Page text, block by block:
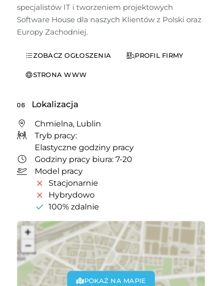
specjalistów IT i tworzeniem projektowych
Software House dla naszych Klientów z Polski oraz
Europy Zachodniej.
ZOBACZ OGŁOSZENIA PROFIL FIRMY
STRONA WWW
06 Lokalizacja
Chmielna, Lublin
Tryb pracy:
Elastyczne godziny pracy
Godziny pracy biura: 7-20
Model pracy
Stacjonarnie
Hybrydowo
100% zdalnie
POKAŻ NA MAPIE